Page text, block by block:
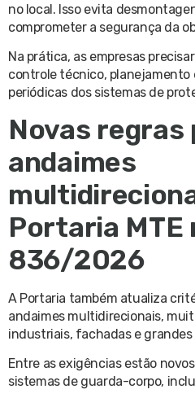
no local. Isso evita
comprometer a segurança da
Na prática, as empresas
controle técnico, planejamento
periódicas dos sistemas de
Novas regras
andaimes
Portaria MTE
836/2026
A Portaria também atualiza
andaimes multidirecionais,
industriais, fachadas e
Entre as exigências estão
sistemas de guarda-corpo,